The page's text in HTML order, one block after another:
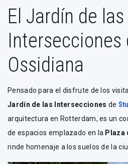
El Jardín de las
Intersecciones
Ossidiana
Pensado para el disfrute de los
Jardín de las Intersecciones de
arquitectura en Rotterdam, es un
de espacios emplazado en la Plaza
rinde homenaje a los suelos de la